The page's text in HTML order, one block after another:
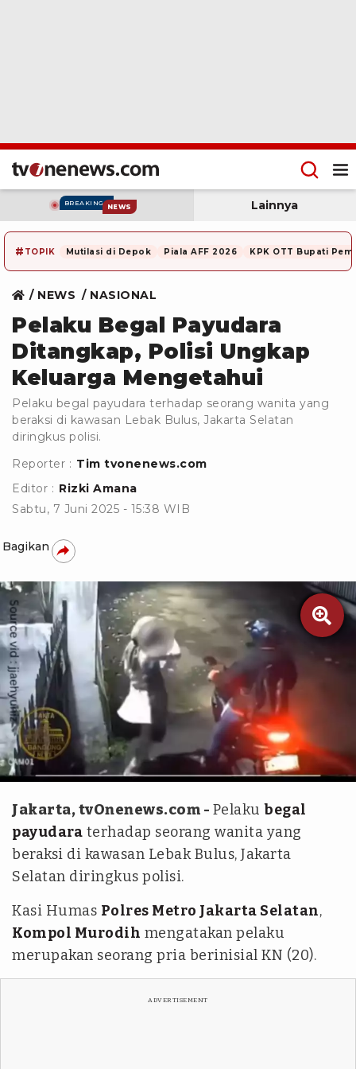
BREAKING NEWS Lainnya
# TOPIK Mutilasi di Depok Piala AFF 2026 KPK OTT Bupati
NEWS NASIONAL
Pelaku Begal Payudara
Ditangkap, Polisi Ungkap
Keluarga Mengetahui
Pelaku begal payudara terhadap seorang wanita yang
beraksi di kawasan Lebak Bulus, Jakarta Selatan
diringkus polisi.
Reporter : Tim tvonenews.com
Editor : Rizki Amana
Sabtu, 7 Juni 2025 - 15:38 WIB
Bagikan

Istimewa
Jakarta, tvOnenews.com - Pelaku begal
payudara terhadap seorang wanita yang
beraksi di kawasan Lebak Bulus, Jakarta
Selatan diringkus polisi.
Kasi Humas Polres Metro Jakarta Selatan,
Kompol Murodih mengatakan pelaku
merupakan seorang pria berinisial KN (20).
ADVERTISEMENT